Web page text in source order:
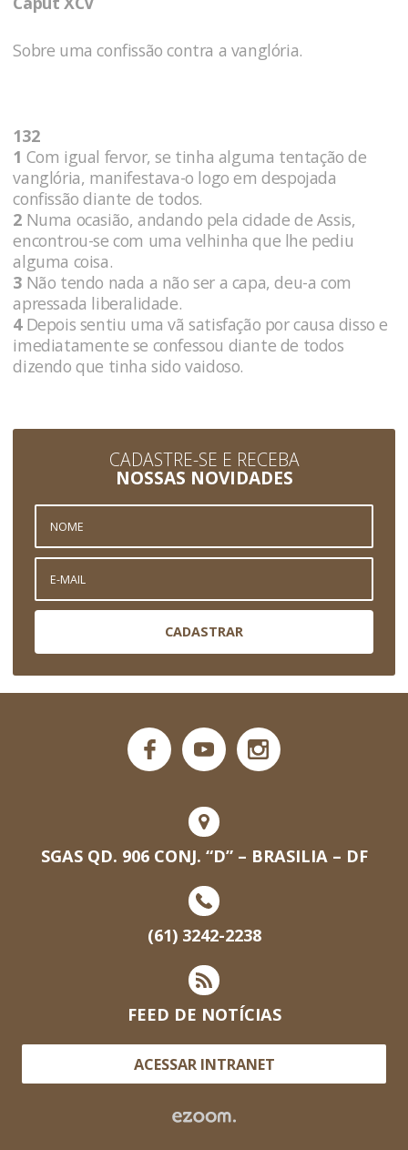
Sobre uma confissão contra a vanglória.
132
1 Com igual fervor, se tinha alguma tentação de
vanglória, manifestava-o logo em despojada
confissão diante de todos.
2 Numa ocasião, andando pela cidade de Assis,
encontrou-se com uma velhinha que lhe pediu
alguma coisa.
3 Não tendo nada a não ser a capa, deu-a com
apressada liberalidade.
4Depois sentiu uma vã satisfação por causa disso e
imediatamente se confessou diante de todos
dizendo que tinha sido vaidoso.
CADASTRE-SE E RECEBA
NOSSAS NOVIDADES
CADASTRAR
SGAS QD. 906 CONJ. “D” – BRASILIA – DF
(61) 3242-2238
FEED DE NOTÍCIAS
ACESSAR INTRANET